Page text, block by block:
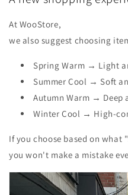
At WooStore,
we also suggest choosing
Spring Warm → Light
Summer Cool → Soft
Autumn Warm → Deep
Winter Cool → High-
If you choose based on what
you won't make a mistake